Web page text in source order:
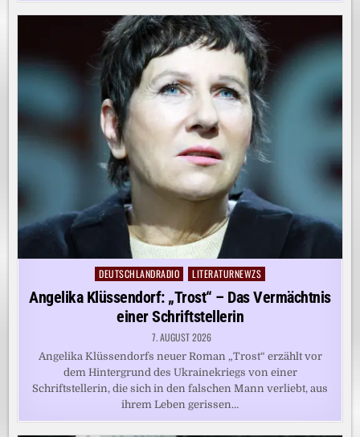
Posted
in
DEUTSCHLANDRADIO LITERATURNEWZS
Angelika Klüssendorf: „Trost“ – Das Vermächtnis
einer Schriftstellerin
7. AUGUST 2026
Angelika Klüssendorfs neuer Roman „Trost“ erzählt vor
dem Hintergrund des Ukrainekriegs von einer
Schriftstellerin, die sich in den falschen Mann verliebt, aus
ihrem Leben gerissen…